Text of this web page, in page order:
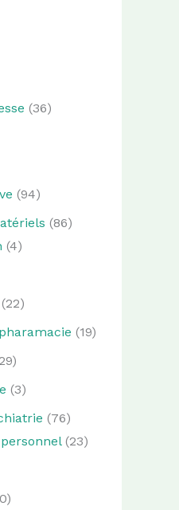
(36)
(94)
(86)
(4)
(22)
(19)
(3)
(76)
(23)